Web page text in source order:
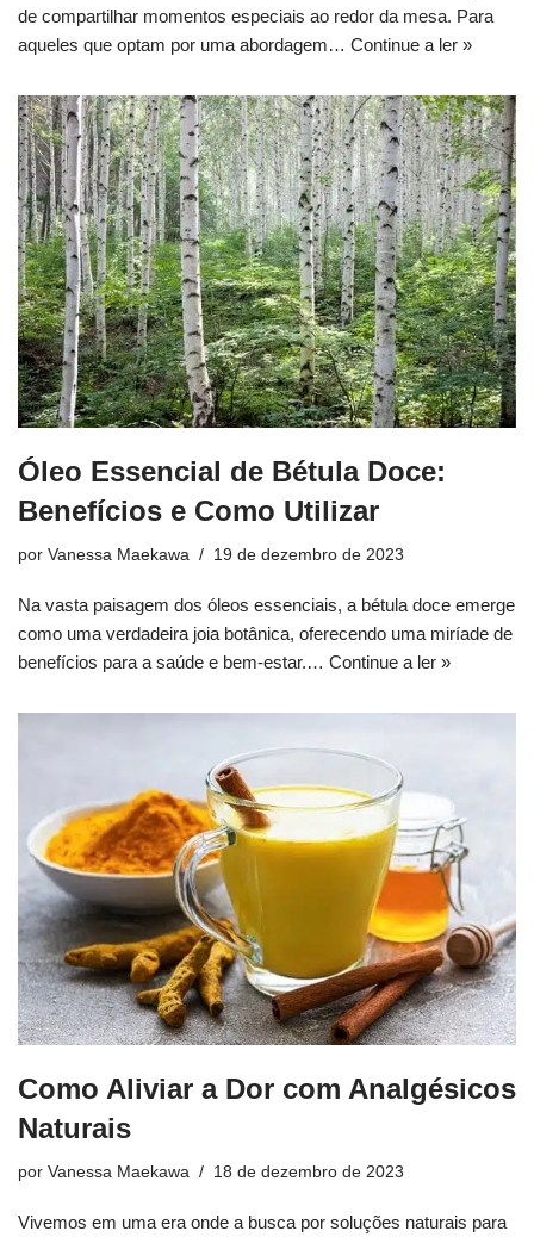
de compartilhar momentos especiais ao redor da mesa. Para
aqueles que optam por uma abordagem… Continue a ler »
Óleo Essencial de Bétula Doce:
Benefícios e Como Utilizar
por Vanessa Maekawa 19 de dezembro de 2023
Na vasta paisagem dos óleos essenciais, a bétula doce emerge
como uma verdadeira joia botânica, oferecendo uma miríade de
benefícios para a saúde e bem-estar.… Continue a ler »
Como Aliviar a Dor com Analgésicos
Naturais
por Vanessa Maekawa 18 de dezembro de 2023
Vivemos em uma era onde a busca por soluções naturais para